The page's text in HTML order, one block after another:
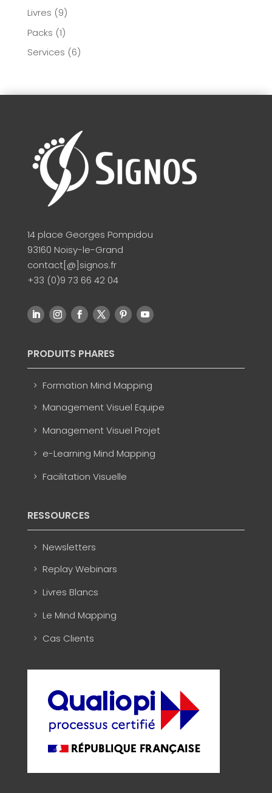
Livres (9)
Packs (1)
Services (6)
14 place Georges Pompidou
93160 Noisy-le-Grand
contact[@]signos.fr
+33 (0)9 73 66 42 04
PRODUITS PHARES
Formation Mind Mapping
Management Visuel Equipe
Management Visuel Projet
e-Learning Mind Mapping
Facilitation Visuelle
RESSOURCES
Newsletters
Replay Webinars
Livres Blancs
Le Mind Mapping
Cas Clients